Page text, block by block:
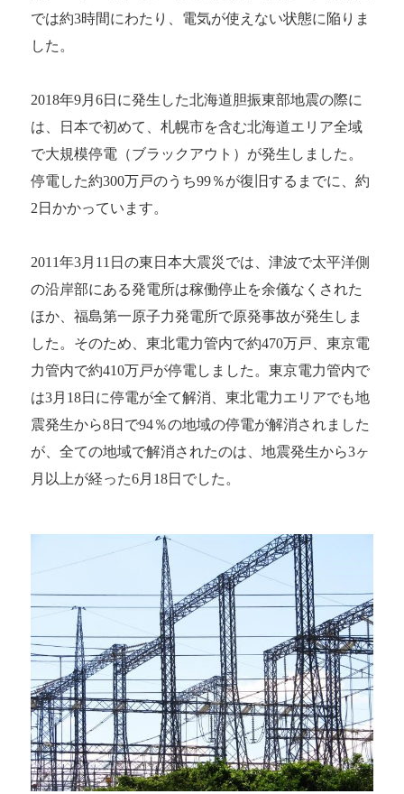
では約3時間にわたり、電気が使えない状態に陥りま
した。
2018年9月6日に発生した北海道胆振東部地震の際に
は、日本で初めて、札幌市を含む北海道エリア全域
で大規模停電（ブラックアウト）が発生しました。
停電した約300万戸のうち99％が復旧するまでに、約
2日かかっています。
2011年3月11日の東日本大震災では、津波で太平洋側
の沿岸部にある発電所は稼働停止を余儀なくされた
ほか、福島第一原子力発電所で原発事故が発生しま
した。そのため、東北電力管内で約470万戸、東京電
力管内で約410万戸が停電しました。東京電力管内で
は3月18日に停電が全て解消、東北電力エリアでも地
震発生から8日で94％の地域の停電が解消されました
が、全ての地域で解消されたのは、地震発生から3ヶ
月以上が経った6月18日でした。